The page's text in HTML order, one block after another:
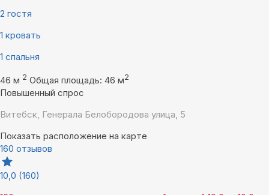
2 гостя
1 кровать
1 спальня
46 м 2 Общая площадь: 46 м2
Повышенный спрос
Витебск, Генерала Белобородова улица, 5
Показать расположение на карте
160 отзывов
10,0 (160)